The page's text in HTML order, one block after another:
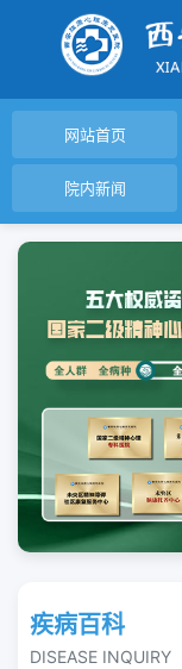
网站首页
院内新闻
疾病百科
DISEASE INQUIRY